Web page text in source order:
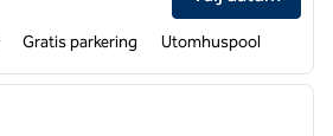
Gratis parkering Utomhuspool
nästa